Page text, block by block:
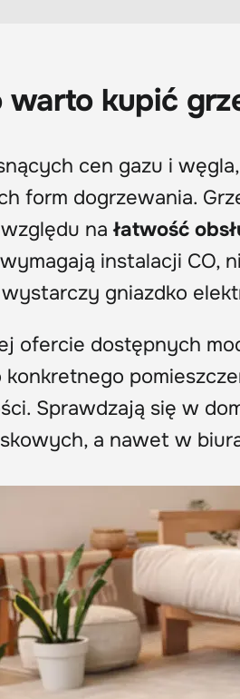
warto kupić
cen gazu i
form dogrzewania.
nałatwość
instalacji CO,
gniazdko
ofercie dostępnych
konkretnego
Sprawdzają się w
a nawet w